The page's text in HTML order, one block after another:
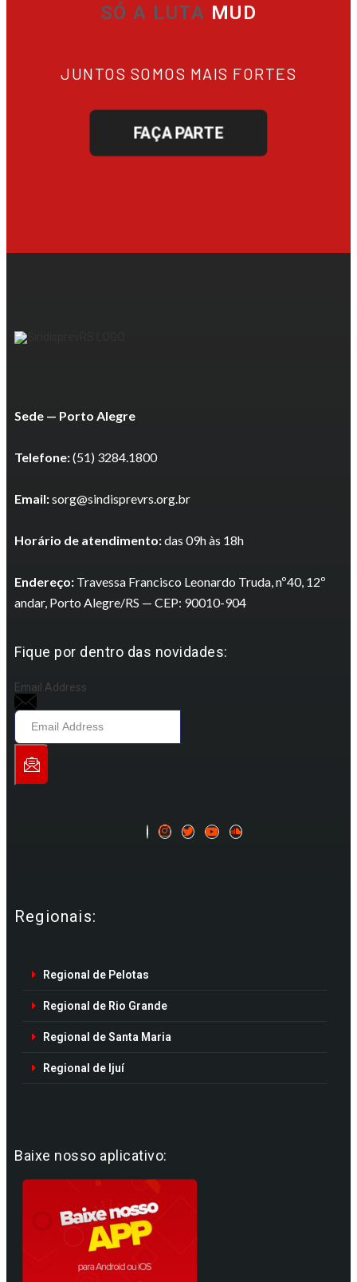
SÓ A LUTA TE GARANTE
JUNTOS SOMOS MAIS FORTES
FAÇA PARTE
Sede — Porto Alegre
Telefone:(51) 3284.1800
Email:sorg@sindisprevrs.org.br
Horário de atendimento:das 09h às 18h
Endereço: Travessa Francisco Leonardo Truda, nº40, 12º
andar, Porto Alegre/RS — CEP: 90010-904
Fique por dentro das novidades:
Email Address
Regionais:
Regional de Pelotas
Regional de Rio Grande
Regional de Santa Maria
Regional de Ijuí
Baixe nosso aplicativo: